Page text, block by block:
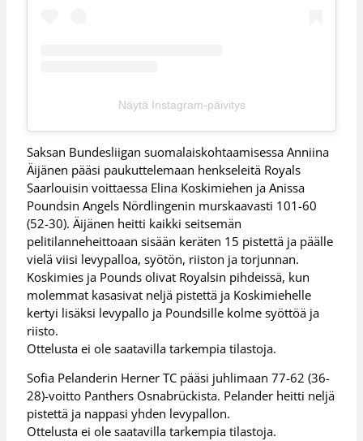
Näytä Instagram-päivitys
Saksan Bundesliigan suomalaiskohtaamisessa Anniina
Äijänen pääsi paukuttelemaan henkseleitä Royals
Saarlouisin voittaessa Elina Koskimiehen ja Anissa
Poundsin Angels Nördlingenin murskaavasti 101-60
(52-30). Äijänen heitti kaikki seitsemän
pelitilanneheittoaan sisään keräten 15 pistettä ja päälle
vielä viisi levypalloa, syötön, riiston ja torjunnan.
Koskimies ja Pounds olivat Royalsin pihdeissä, kun
molemmat kasasivat neljä pistettä ja Koskimiehelle
kertyi lisäksi levypallo ja Poundsille kolme syöttöä ja
riisto.
Ottelusta ei ole saatavilla tarkempia tilastoja.
Sofia Pelanderin Herner TC pääsi juhlimaan 77-62 (36-
28)-voitto Panthers Osnabrückista. Pelander heitti neljä
pistettä ja nappasi yhden levypallon.
Ottelusta ei ole saatavilla tarkempia tilastoja.